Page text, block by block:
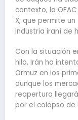
contexto, la
X, que permite
industria iraní de
Con la situación
hilo, Irán ha
Ormuz en los
aunque los
reapertura
por el colapso